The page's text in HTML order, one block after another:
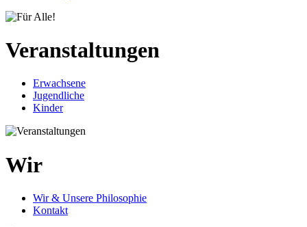
Veranstaltungen
Erwachsene
Jugendliche
Kinder
Wir
Wir & Unsere Philosophie
Kontakt